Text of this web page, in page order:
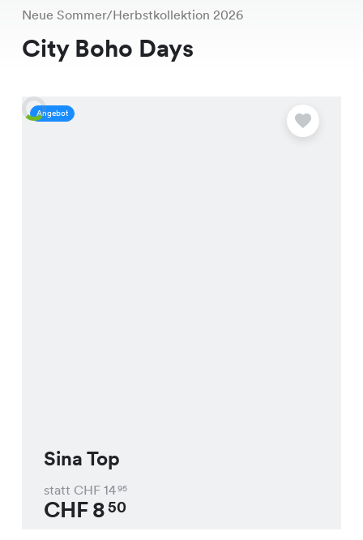
Neue Sommer/Herbstkollektion 2026
City Boho Days
Angebot
Sina Top
statt CHF 1495
CHF850